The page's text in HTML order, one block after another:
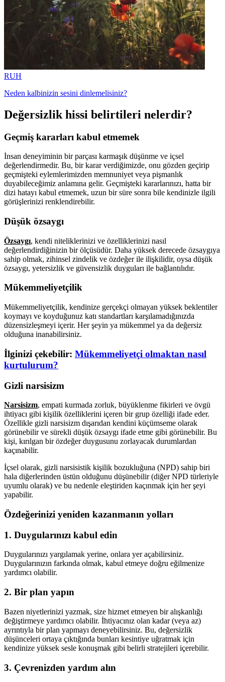
RUH
Neden kalbinizin sesini dinlemelisiniz?
Değersizlik hissi belirtileri nelerdir?
Geçmiş kararları kabul etmemek
İnsan deneyiminin bir parçası karmaşık düşünme ve içsel
değerlendirmedir. Bu, bir karar verdiğimizde, onu gözden geçirip
geçmişteki eylemlerimizden memnuniyet veya pişmanlık
duyabileceğimiz anlamına gelir. Geçmişteki kararlarınızı, hatta bir
dizi hatayı kabul etmemek, uzun bir süre sonra bile kendinizle ilgili
görüşlerinizi renklendirebilir.
Düşük özsaygı
Özsaygı, kendi niteliklerinizi ve özelliklerinizi nasıl
değerlendirdiğinizin bir ölçüsüdür. Daha yüksek derecede özsaygıya
sahip olmak, zihinsel zindelik ve özdeğer ile ilişkilidir, oysa düşük
özsaygı, yetersizlik ve güvensizlik duyguları ile bağlantılıdır.
Mükemmeliyetçilik
Mükemmeliyetçilik, kendinize gerçekçi olmayan yüksek beklentiler
koymayı ve koyduğunuz katı standartları karşılamadığınızda
düzensizleşmeyi içerir. Her şeyin ya mükemmel ya da değersiz
olduğuna inanabilirsiniz.
İlginizi çekebilir: Mükemmeliyetçi olmaktan nasıl
kurtulurum?
Gizli narsisizm
Narsisizm, empati kurmada zorluk, büyüklenme fikirleri ve övgü
ihtiyacı gibi kişilik özelliklerini içeren bir grup özelliği ifade eder.
Özellikle gizli narsisizm dışarıdan kendini küçümseme olarak
görünebilir ve sürekli düşük özsaygı ifade etme gibi görünebilir. Bu
kişi, kırılgan bir özdeğer duygusunu zorlayacak durumlardan
kaçınabilir.
İçsel olarak, gizli narsisistik kişilik bozukluğuna (NPD) sahip biri
hala diğerlerinden üstün olduğunu düşünebilir (diğer NPD türleriyle
uyumlu olarak) ve bu nedenle eleştiriden kaçınmak için her şeyi
yapabilir.
Özdeğerinizi yeniden kazanmanın yolları
1. Duygularınızı kabul edin
Duygularınızı yargılamak yerine, onlara yer açabilirsiniz.
Duygularınızın farkında olmak, kabul etmeye doğru eğilmenize
yardımcı olabilir.
2. Bir plan yapın
Bazen niyetlerinizi yazmak, size hizmet etmeyen bir alışkanlığı
değiştirmeye yardımcı olabilir. İhtiyacınız olan kadar (veya az)
ayrıntıyla bir plan yapmayı deneyebilirsiniz. Bu, değersizlik
düşünceleri ortaya çıktığında bunları kesintiye uğratmak için
kendinize yüksek sesle konuşmak gibi belirli stratejileri içerebilir.
3. Çevrenizden yardım alın